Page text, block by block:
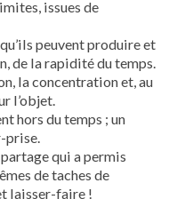
issues de
peuvent produire et
de la rapidité du temps.
la concentration et, au
l’objet.
hors du temps ; un
prise.
partage qui a permis
de taches de
laisser-faire !